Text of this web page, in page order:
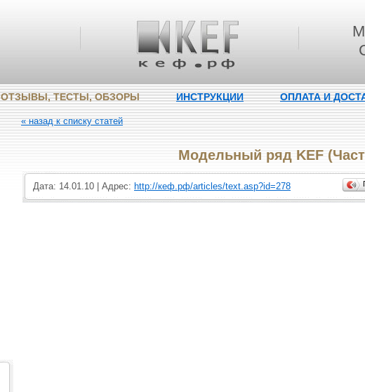
ОТЗЫВЫ, ТЕСТЫ, ОБЗОРЫ ИНСТРУКЦИИ ОПЛАТА И
« назад к списку статей
Модельный ряд KEF
Дата: 14.01.10 | Адрес: http://кеф.рф/articles/text.asp?id=278